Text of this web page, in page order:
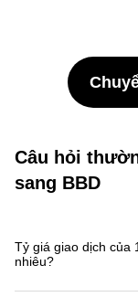
Câu hỏi
sang BBD
Tỷ giá giao dịch của
nhiêu?